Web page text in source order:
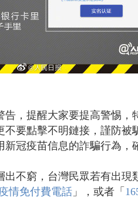
告，提醒大家要提高警惕，
要點擊不明鏈接，謹防被
冠疫苗信息的詐騙行為，
不窮，台灣民眾若有出現
情免付費電話 」，或者「 16